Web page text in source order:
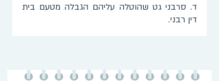
​ד. סרבני גט שהוטלה עליהם הגבלה מטעם בית
דין רבני.